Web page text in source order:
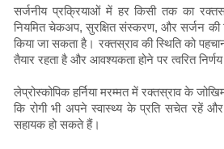
सर्जनीय प्रक्रियाओं में हर किसी तक का
नियमित चेकअप, सुरक्षित संस्करण, और सर्जन
किया जा सकता है। रक्तस्राव की स्थिति को
तैयार रहता है और आवश्यकता होने पर त्वरित
लेप्रोस्कोपिक हर्निया मरम्मत में रक्तस्राव के
कि रोगी भी अपने स्वास्थ्य के प्रति सचेत रहें
सहायक हो सकते हैं।